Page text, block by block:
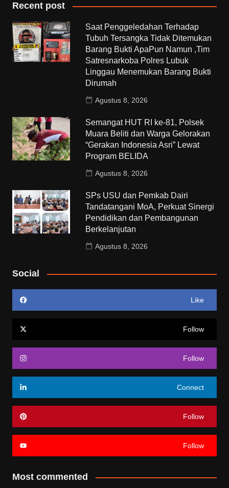
Recent post
Saat Penggeledahan Terhadap
Tubuh Tersangka Tidak Ditemukan
Barang Bukti ApaPun Namun ,Tim
Satresnarkoba Polres Lubuk
Linggau Menemukan Barang Bukti
Dirumah
Agustus 8, 2026
Semangat HUT RI ke-81, Polsek
Muara Beliti dan Warga Gelorakan
“Gerakan Indonesia Asri” Lewat
Program BELIDA
Agustus 8, 2026
SPs USU dan Pemkab Dairi
Tandatangani MoA, Perkuat Sinergi
Pendidikan dan Pembangunan
Berkelanjutan
Agustus 8, 2026
Social
Like
Follow
Follow
Connect
Follow
Follow
Most commented